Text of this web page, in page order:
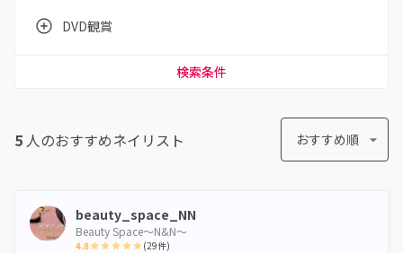
DVD観賞
検索条件
5 人のおすすめネイリスト おすすめ順
beauty_space_NN
Beauty Space〜N&N〜
4.8 (29件)